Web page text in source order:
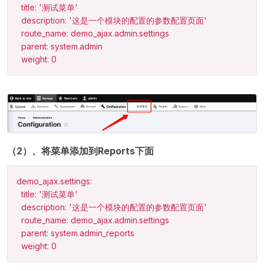
  title: '测试菜单'
  description: '这是一个模块的配置的参数配置页面'
  route_name: demo_ajax.admin.settings
  parent: system.admin
  weight: 0
（2）、将菜单添加到Reports下面
demo_ajax.settings:
  title: '测试菜单'
  description: '这是一个模块的配置的参数配置页面'
  route_name: demo_ajax.admin.settings
  parent: system.admin_reports
  weight: 0